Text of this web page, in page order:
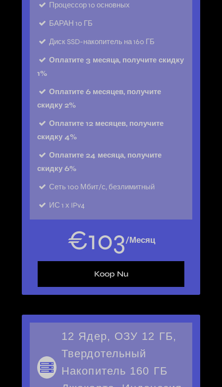
Процессор10 основных
БАРАН 10 ГБ
ДискSSD-накопитель на 160 ГБ
Оплатите 3 месяца, получите скидку
1%
Оплатите 6 месяцев, получите
скидку 2%
Оплатите 12 месяцев, получите
скидку 4%
Оплатите 24 месяца, получите
скидку 6%
Сеть 100 Мбит/с, безлимитный
ИС 1 х IPv4
€103/Месяц
Koop Nu
12 Ядер, ОЗУ 12 ГБ,
Твердотельный
Накопитель 160 ГБ